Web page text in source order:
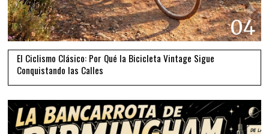
04
El Ciclismo Clásico: Por Qué la Bicicleta Vintage Sigue
Conquistando las Calles